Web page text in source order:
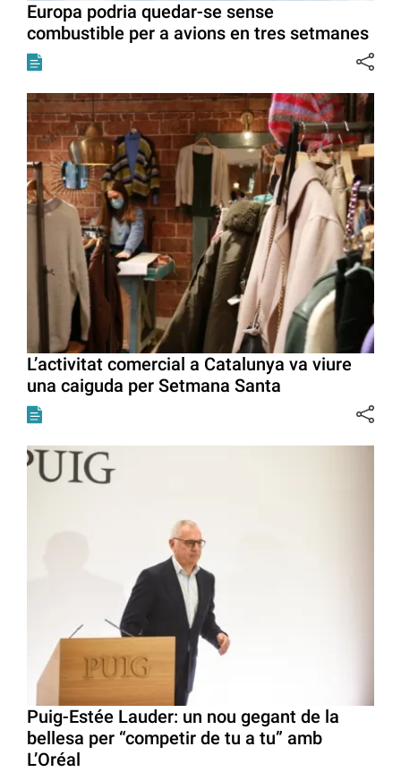
Europa podria quedar-se sense
combustible per a avions en tres setmanes
L’activitat comercial a Catalunya va viure
una caiguda per Setmana Santa
Puig-Estée Lauder: un nou gegant de la
bellesa per “competir de tu a tu” amb
L’Oréal